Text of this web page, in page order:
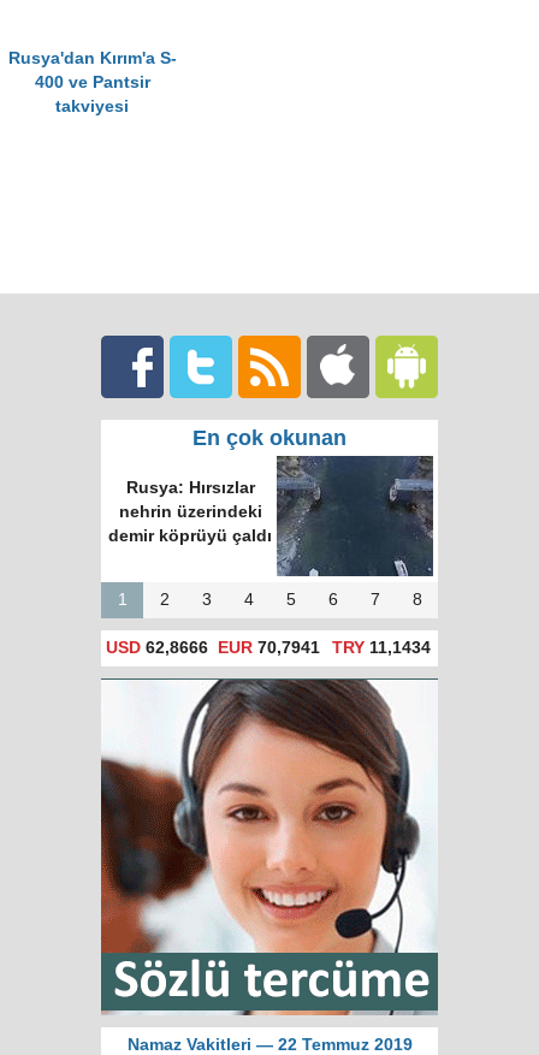
Rusya'dan Kırım'a S-
400 ve Pantsir
takviyesi
En çok okunan
Rusya: Hırsızlar
nehrin üzerindeki
demir köprüyü çaldı
1 2 3 4 5 6 7 8
USD 62,8666 EUR 70,7941 TRY 11,1434
Namaz Vakitleri — 22 Temmuz 2019